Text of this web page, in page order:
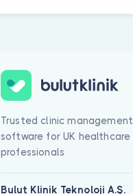
Trusted clinic management
software for UK healthcare
professionals
Bulut Klinik Teknoloji A.Ş.